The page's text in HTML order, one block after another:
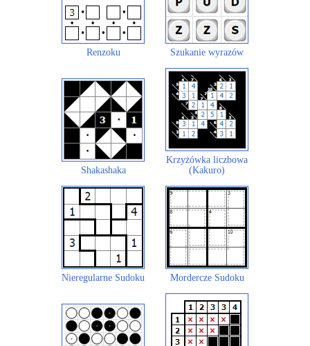
Renzoku Szukanie wyrazów
Shakashaka
Krzyżówka liczbowa
(Kakuro)
Nieregularne Sudoku Mordercze Sudoku